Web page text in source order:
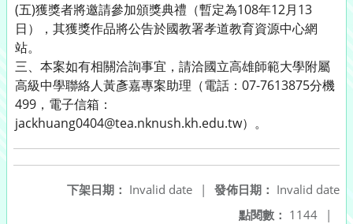
(五)獲獎者將邀請參加頒獎典禮（暫定為108年12月13
日），其獲獎作品將公告於國教署孝道教育資源中心網
站。
三、本案如有相關洽詢事宜，請洽國立高雄師範大學附屬
高級中學聯絡人黃彥嘉專案助理（電話：07-7613875分機
499，電子信箱：
jackhuang0404@tea.nknush.kh.edu.tw）。
發佈日期： Invalid date
下架日期： Invalid date
|
點閱數： 1144 |